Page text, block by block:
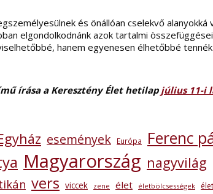
és önállóan cselekvő
elgondolkodnánk azok tartalmi
hanem egyenesen élhetőbbé tennék
írása a Keresztény Élet hetilap július 11-i
események Európa Ferenc
Magyarország nagyvilág
vers viccek zene élet életbölcsességek